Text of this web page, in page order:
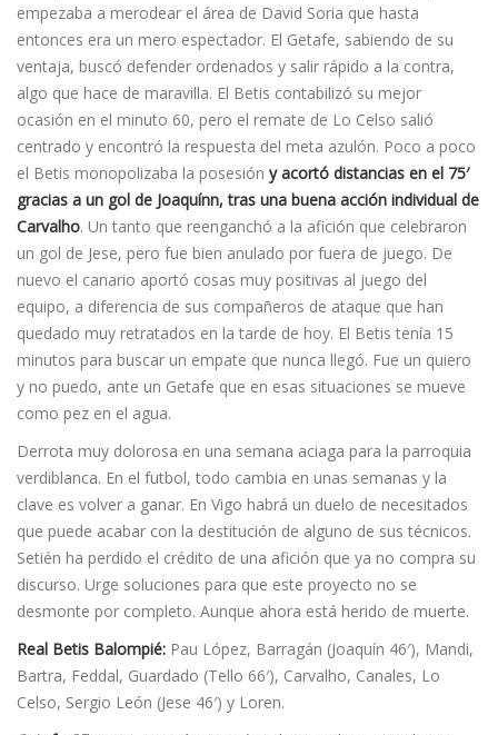
empezaba a merodear el área de David Soria que hasta
entonces era un mero espectador. El Getafe, sabiendo de su
ventaja, buscó defender ordenados y salir rápido a la contra,
algo que hace de maravilla. El Betis contabilizó su mejor
ocasión en el minuto 60, pero el remate de Lo Celso salió
centrado y encontró la respuesta del meta azulón. Poco a poco
el Betis monopolizaba la posesión y acortó distancias en el 75′
gracias a un gol de Joaquínn, tras una buena acción individual de
Carvalho. Un tanto que reenganchó a la afición que celebraron
un gol de Jese, pero fue bien anulado por fuera de juego. De
nuevo el canario aportó cosas muy positivas al juego del
equipo, a diferencia de sus compañeros de ataque que han
quedado muy retratados en la tarde de hoy. El Betis tenía 15
minutos para buscar un empate que nunca llegó. Fue un quiero
y no puedo, ante un Getafe que en esas situaciones se mueve
como pez en el agua.
Derrota muy dolorosa en una semana aciaga para la parroquia
verdiblanca. En el futbol, todo cambia en unas semanas y la
clave es volver a ganar. En Vigo habrá un duelo de necesitados
que puede acabar con la destitución de alguno de sus técnicos.
Setién ha perdido el crédito de una afición que ya no compra su
discurso. Urge soluciones para que este proyecto no se
desmonte por completo. Aunque ahora está herido de muerte.
Real Betis Balompié: Pau López, Barragán (Joaquí­n 46′), Mandi,
Bartra, Feddal, Guardado (Tello 66′), Carvalho, Canales, Lo
Celso, Sergio León (Jese 46′) y Loren.